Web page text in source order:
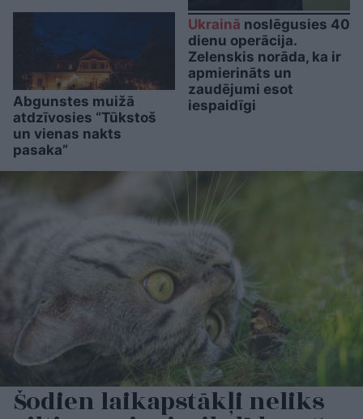
Abgunstes muižā
atdzīvosies “Tūkstoš
un vienas nakts
pasaka”
Ukrainā noslēgusies 40
dienu operācija.
Zelenskis norāda, ka ir
apmierināts un
zaudējumi esot
iespaidīgi
Šodien laikapstākļi neliks